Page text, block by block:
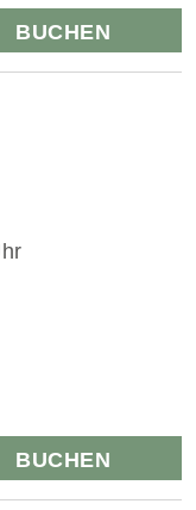
BUCHEN
BUCHEN